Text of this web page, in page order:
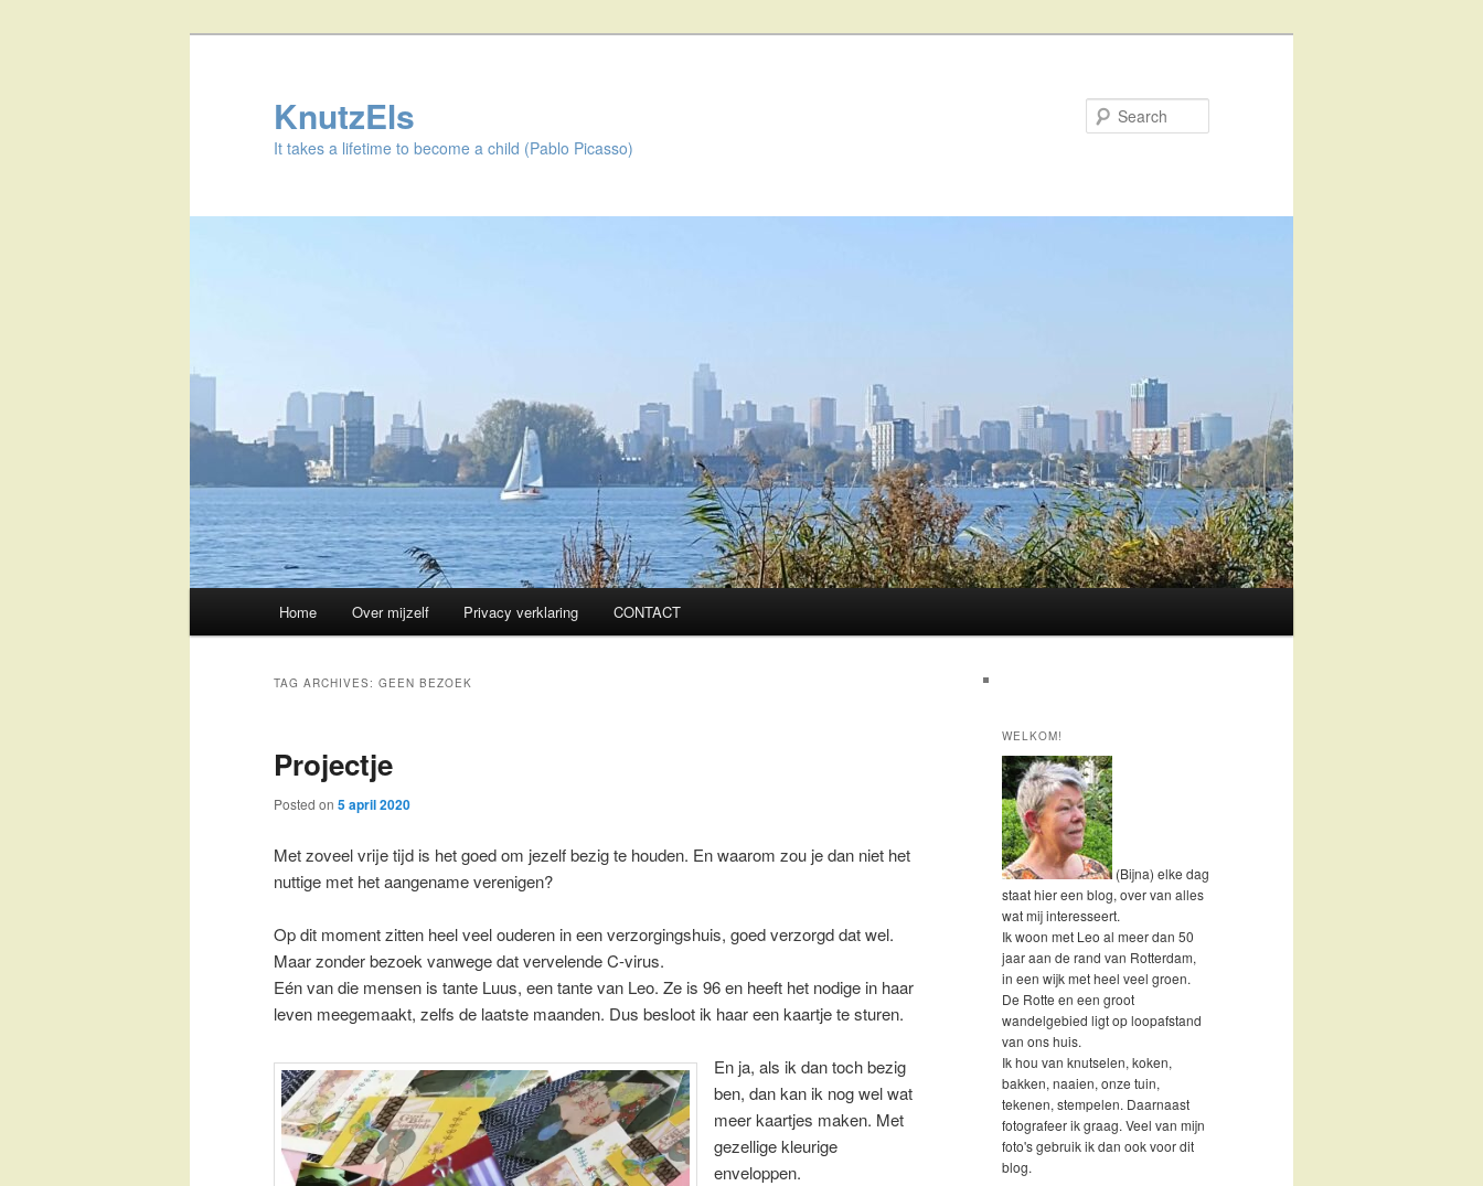
KnutzEls
It takes a lifetime to become a child (Pablo Picasso)
Skip
content
Skip
content
Home Over mijzelf Privacy verklaring CONTACT
TAG ARCHIVES: GEEN BEZOEK
Projectje
Posted on 5 april 2020
Met zoveel vrije tijd is het goed om jezelf bezig te houden. En waarom zou je dan niet het
nuttige met het aangename verenigen?
Op dit moment zitten heel veel ouderen in een verzorgingshuis, goed verzorgd dat wel.
Maar zonder bezoek vanwege dat vervelende C-virus.
Eén van die mensen is tante Luus, een tante van Leo. Ze is 96 en heeft het nodige in haar
leven meegemaakt, zelfs de laatste maanden. Dus besloot ik haar een kaartje te sturen.
En ja, als ik dan toch bezig
ben, dan kan ik nog wel wat
meer kaartjes maken. Met
gezellige kleurige
enveloppen.
WELKOM!
(Bijna) elke dag
staat hier een blog, over van alles
wat mij interesseert.
Ik woon met Leo al meer dan 50
jaar aan de rand van Rotterdam,
in een wijk met heel veel groen.
De Rotte en een groot
wandelgebied ligt op loopafstand
van ons huis.
Ik hou van knutselen, koken,
bakken, naaien, onze tuin,
tekenen, stempelen. Daarnaast
fotografeer ik graag. Veel van mijn
foto's gebruik ik dan ook voor dit
blog.